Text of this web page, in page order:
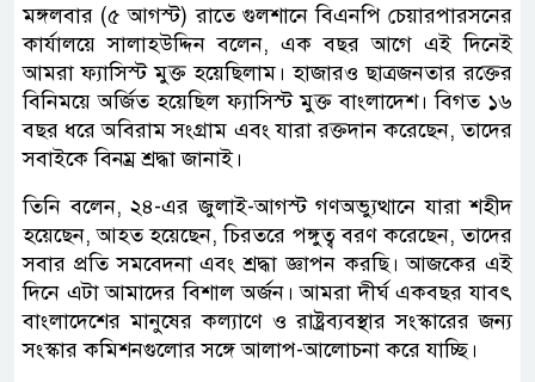
মঙ্গলবার (৫ আগস্ট) রাতে গুলশানে বিএনপি চেয়ারপারসনের
কার্যালয়ে সালাহউদ্দিন বলেন, এক বছর আগে এই দিনেই
আমরা ফ্যাসিস্ট মুক্ত হয়েছিলাম। হাজারও ছাত্রজনতার রক্তের
বিনিময়ে অর্জিত হয়েছিল ফ্যাসিস্ট মুক্ত বাংলাদেশ। বিগত ১৬
বছর ধরে অবিরাম সংগ্রাম এবং যারা রক্তদান করেছেন, তাদের
সবাইকে বিনম্র শ্রদ্ধা জানাই।
তিনি বলেন, ২৪-এর জুলাই-আগস্ট গণঅভ্যুত্থানে যারা শহীদ
হয়েছেন, আহত হয়েছেন, চিরতরে পঙ্গুত্ব বরণ করেছেন, তাদের
সবার প্রতি সমবেদনা এবং শ্রদ্ধা জ্ঞাপন করছি। আজকের এই
দিনে এটা আমাদের বিশাল অর্জন। আমরা দীর্ঘ একবছর যাবৎ
বাংলাদেশের মানুষের কল্যাণে ও রাষ্ট্রব্যবস্থার সংস্কারের জন্য
সংস্কার কমিশনগুলোর সঙ্গে আলাপ-আলোচনা করে যাচ্ছি।